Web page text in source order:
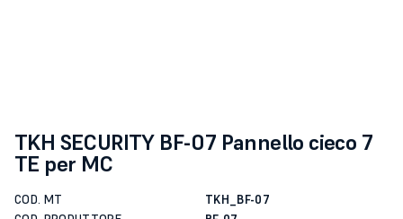
TKH SECURITY BF-07 Pannello cieco 7
TE per MC
COD. MT
TKH_BF-07